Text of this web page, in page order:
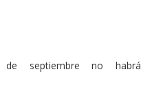
septiembre no habrá